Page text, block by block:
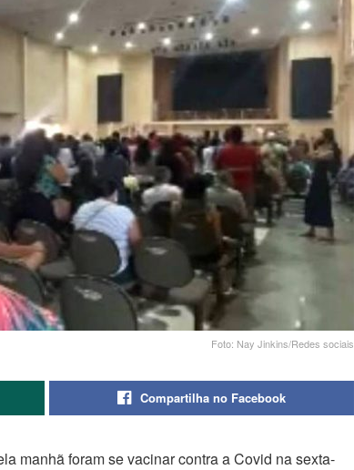
Foto: Nay Jinkins/Redes sociais
Compartilha no Facebook
manhã foram se vacinar contra a Covid na sexta-